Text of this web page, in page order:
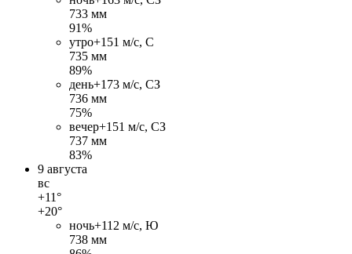
733 мм
91%
утро+151 м/c, С
735 мм
89%
день+173 м/c, СЗ
736 мм
75%
вечер+151 м/c, СЗ
737 мм
83%
9 августа
вс
+11°
+20°
ночь+11 2 м/c, Ю
738 мм